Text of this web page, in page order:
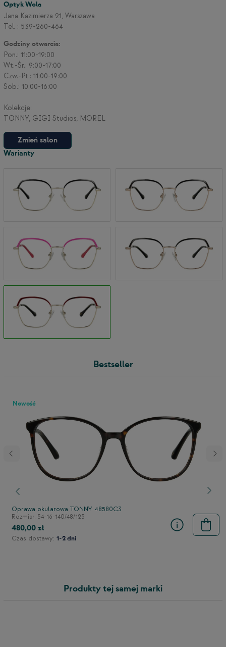
Optyk Wola
Jana Kazimierza 21, Warszawa
Tel. : 539-260-464
Godziny otwarcia:
Zmień salon
Pon.: 11:00-19:00
Wt.-Śr.: 9:00-17:00
Czw.-Pt.: 11:00-19:00
Sob.: 10:00-16:00
Kolekcje:
TONNY, GIGI Studios, MOREL
Warianty
Bestseller
Poprzedni
Nowość
Oprawa okularowa TONNY 48580C3
Rozmiar: 54-16-140/48/125
480,00 zł
Czas dostawy: 1-2 dni
Produkty tej samej marki